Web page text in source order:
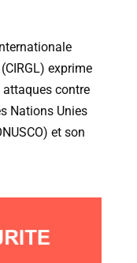
exprime
contre
Nations Unies
et son